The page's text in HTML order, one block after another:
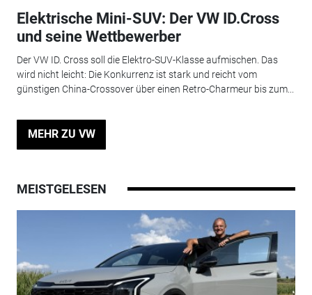
Elektrische Mini-SUV: Der VW ID.Cross
und seine Wettbewerber
Der VW ID. Cross soll die Elektro-SUV-Klasse aufmischen. Das
wird nicht leicht: Die Konkurrenz ist stark und reicht vom
günstigen China-Crossover über einen Retro-Charmeur bis zum...
MEHR ZU VW
MEISTGELESEN